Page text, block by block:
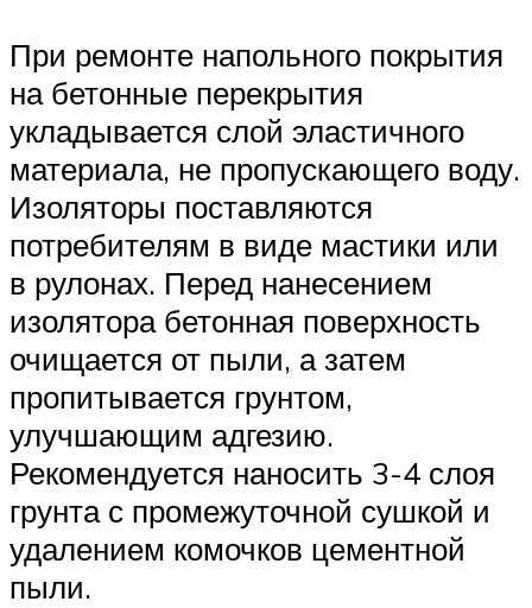
При ремонте напольного покрытия
на бетонные перекрытия
укладывается слой эластичного
материала, не пропускающего воду.
Изоляторы поставляются
потребителям в виде мастики или
в рулонах. Перед нанесением
изолятора бетонная поверхность
очищается от пыли, а затем
пропитывается грунтом,
улучшающим адгезию.
Рекомендуется наносить 3-4 слоя
грунта с промежуточной сушкой и
удалением комочков цементной
пыли.